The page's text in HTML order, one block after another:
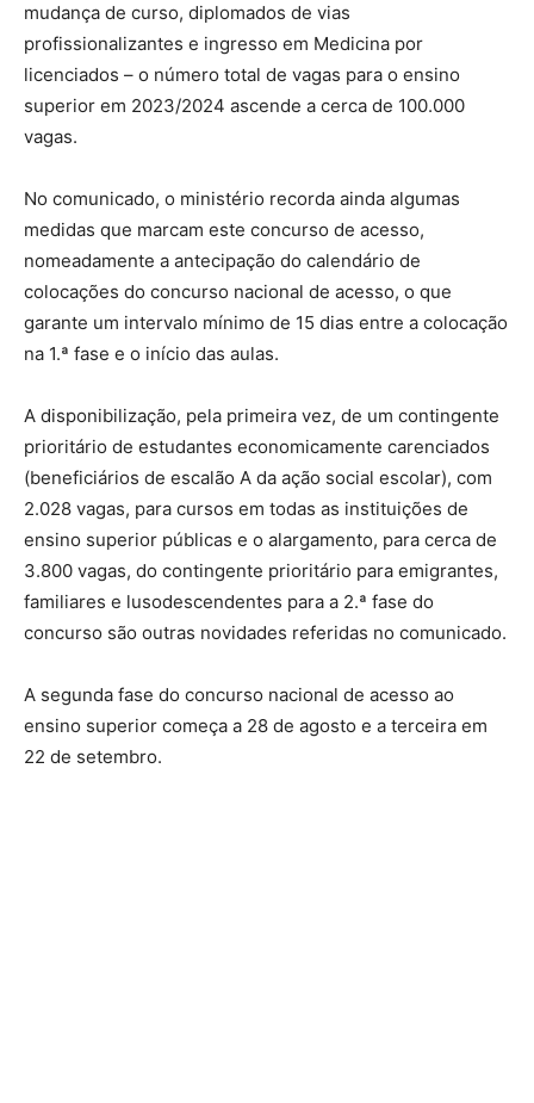
mudança de curso, diplomados de vias
profissionalizantes e ingresso em Medicina por
licenciados – o número total de vagas para o ensino
superior em 2023/2024 ascende a cerca de 100.000
vagas.
No comunicado, o ministério recorda ainda algumas
medidas que marcam este concurso de acesso,
nomeadamente a antecipação do calendário de
colocações do concurso nacional de acesso, o que
garante um intervalo mínimo de 15 dias entre a colocação
na 1.ª fase e o início das aulas.
A disponibilização, pela primeira vez, de um contingente
prioritário de estudantes economicamente carenciados
(beneficiários de escalão A da ação social escolar), com
2.028 vagas, para cursos em todas as instituições de
ensino superior públicas e o alargamento, para cerca de
3.800 vagas, do contingente prioritário para emigrantes,
familiares e lusodescendentes para a 2.ª fase do
concurso são outras novidades referidas no comunicado.
A segunda fase do concurso nacional de acesso ao
ensino superior começa a 28 de agosto e a terceira em
22 de setembro.